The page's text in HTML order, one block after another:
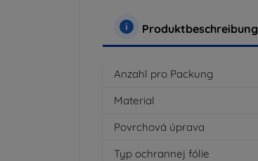
Produktbeschreibung
Anzahl pro Packung
Material
Povrchová úprava
Typ ochrannej fólie